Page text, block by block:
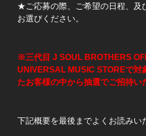
★ご応募の際、ご希望の日程、及
お選びください。
※三代目 J SOUL BROTHERS
UNIVERSAL MUSIC STOREで対
たお客様の中から抽選でご招待い
下記概要を最後までよくお読みい